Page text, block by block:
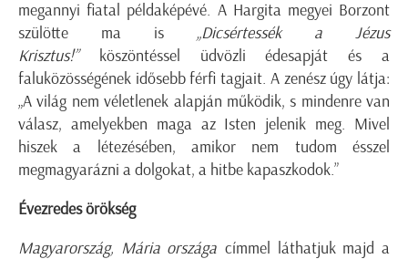
megannyi fiatal példaképévé. A Hargita megyei Borzont
szülötte ma is „Dicsértessék a Jézus
Krisztus!” köszöntéssel üdvözli édesapját és a
faluközösségének idősebb férfi tagjait. A zenész úgy látja:
„A világ nem véletlenek alapján működik, s mindenre van
válasz, amelyekben maga az Isten jelenik meg. Mivel
hiszek a létezésében, amikor nem tudom ésszel
megmagyarázni a dolgokat, a hitbe kapaszkodok.”
Évezredes örökség
Magyarország, Mária országa címmel láthatjuk majd a